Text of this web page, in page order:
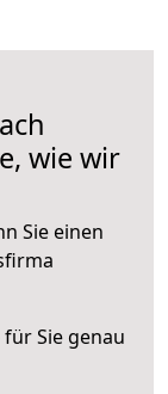
wie wir
Sie einen
Sie genau